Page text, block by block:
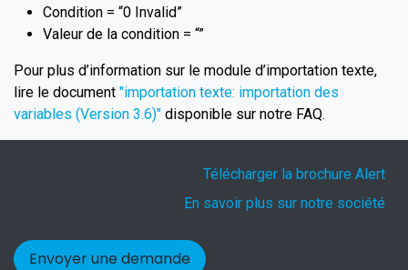
Condition = “0 Invalid”
Valeur de la condition = “”
Pour plus d’information sur le module d’importation texte,
lire le document "importation texte: importation des
variables (Version 3.6)" disponible sur notre FAQ.
Télécharger la brochure Alert
En savoir plus sur notre société
Envoyer une demande